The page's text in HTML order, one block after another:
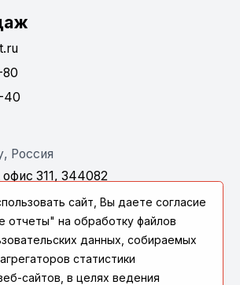
80
40
Россия
311, 344082
сайт, Вы даете согласие
на обработку файлов
данных, собираемых
статистики
сайтов, в целях ведения